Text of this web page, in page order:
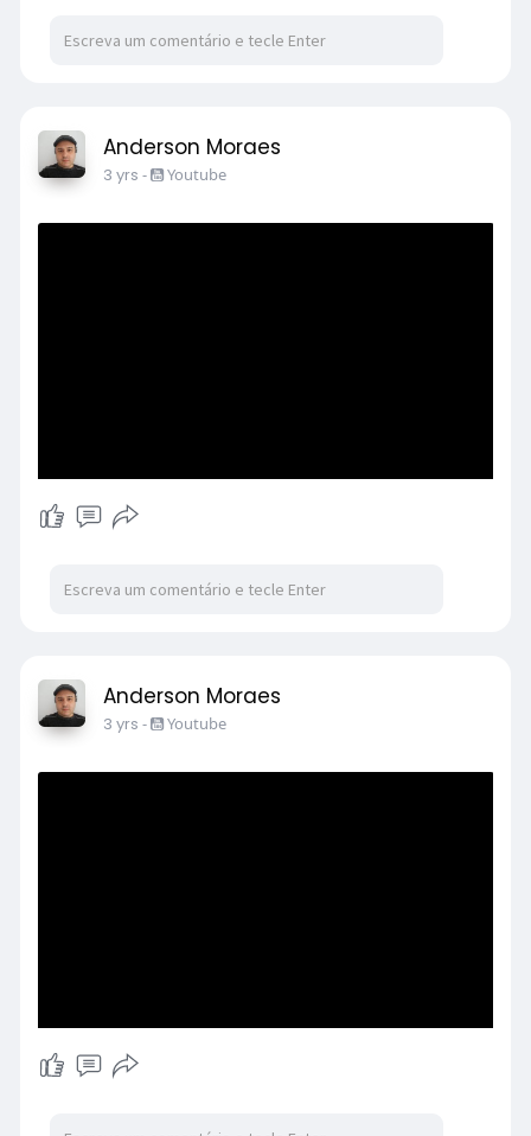
Anderson Moraes
3 yrs - Youtube
Anderson Moraes
3 yrs - Youtube